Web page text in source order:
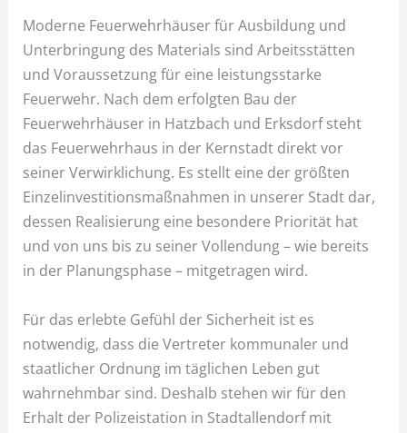
Moderne Feuerwehrhäuser für Ausbildung und
Unterbringung des Materials sind Arbeitsstätten
und Voraussetzung für eine leistungsstarke
Feuerwehr. Nach dem erfolgten Bau der
Feuerwehrhäuser in Hatzbach und Erksdorf steht
das Feuerwehrhaus in der Kernstadt direkt vor
seiner Verwirklichung. Es stellt eine der größten
Einzelinvestitionsmaßnahmen in unserer Stadt dar,
dessen Realisierung eine besondere Priorität hat
und von uns bis zu seiner Vollendung – wie bereits
in der Planungsphase – mitgetragen wird.
Für das erlebte Gefühl der Sicherheit ist es
notwendig, dass die Vertreter kommunaler und
staatlicher Ordnung im täglichen Leben gut
wahrnehmbar sind. Deshalb stehen wir für den
Erhalt der Polizeistation in Stadtallendorf mit